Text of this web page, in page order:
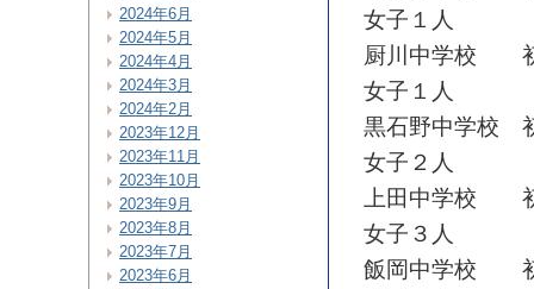
女子１人
厨川中学校 初
女子１人
黒石野中学校
女子２人
上田中学校 初
女子３人
飯岡中学校 初
2024年6月
2024年5月
2024年4月
2024年3月
2024年2月
2023年12月
2023年11月
2023年10月
2023年9月
2023年8月
2023年7月
2023年6月